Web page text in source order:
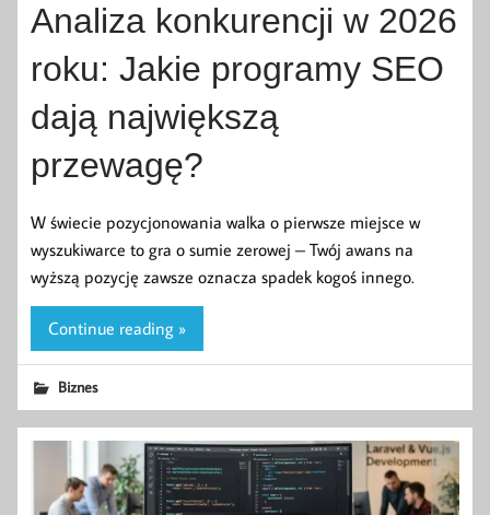
Analiza konkurencji w 2026
roku: Jakie programy SEO
dają największą
przewagę?
W świecie pozycjonowania walka o pierwsze miejsce w
wyszukiwarce to gra o sumie zerowej – Twój awans na
wyższą pozycję zawsze oznacza spadek kogoś innego.
Continue reading »
Biznes